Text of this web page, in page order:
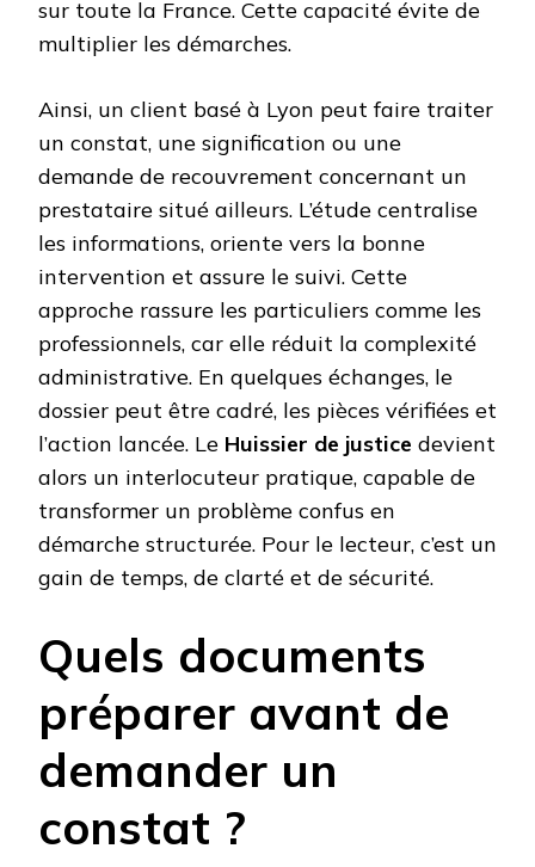
sur toute la France. Cette capacité évite de
multiplier les démarches.
Ainsi, un client basé à Lyon peut faire traiter
un constat, une signification ou une
demande de recouvrement concernant un
prestataire situé ailleurs. L’étude centralise
les informations, oriente vers la bonne
intervention et assure le suivi. Cette
approche rassure les particuliers comme les
professionnels, car elle réduit la complexité
administrative. En quelques échanges, le
dossier peut être cadré, les pièces vérifiées et
l’action lancée. Le Huissier de justice devient
alors un interlocuteur pratique, capable de
transformer un problème confus en
démarche structurée. Pour le lecteur, c’est un
gain de temps, de clarté et de sécurité.
Quels documents
préparer avant de
demander un
constat ?